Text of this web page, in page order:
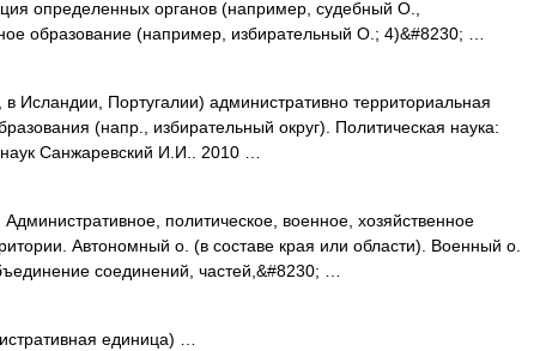
определенных органов (например, судебный О.,
образование (например, избирательный О.; 4)&#8230; …
Исландии, Португалии) административно территориальная
(напр., избирательный округ). Политическая наука:
Санжаревский И.И.. 2010 …
политическое, военное, хозяйственное
Автономный о. (в составе края или области). Военный о.
соединений, частей,&#8230; …
единица) …